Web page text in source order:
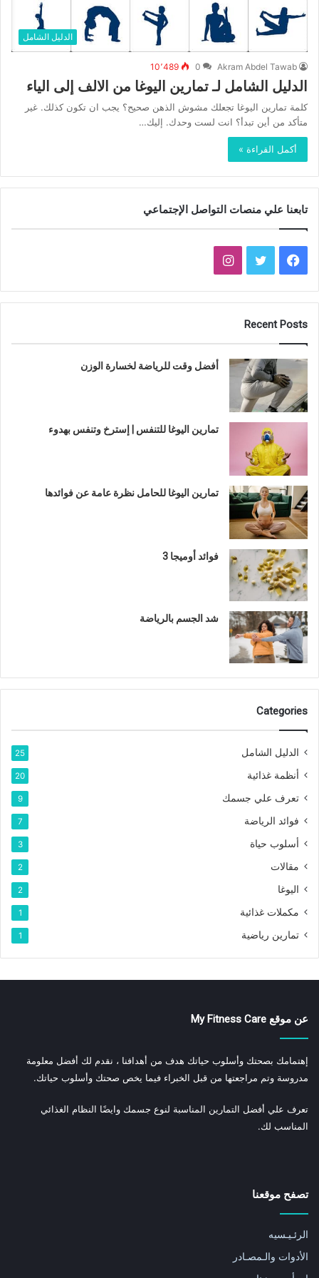
الدليل الشامل
Akram Abdel Tawab
0 10٬489
الدليل الشامل لـ تمارين اليوغا من الالف إلى الياء
كلمة تمارين اليوغا تجعلك مشوش الذهن صحيح؟ يجب ان تكون كذلك. غير
متأكد من أين تبدأ؟ انت لست وحدك. إليك…
أكمل القراءة »
تابعنا علي منصات التواصل الإجتماعي
فيسبوك تويتر انستقرام
Recent Posts
أفضل وقت للرياضة لخسارة الوزن
تمارين اليوغا للتنفس | إسترخ وتنفس بهدوء
تمارين اليوغا للحامل نظرة عامة عن فوائدها
فوائد أوميجا 3
شد الجسم بالرياضة
Categories
الدليل الشامل 25
أنظمة غذائية 20
تعرف علي جسمك 9
فوائد الرياضة 7
أسلوب حياة 3
مقالات 2
اليوغا 2
مكملات غذائية 1
تمارين رياضية 1
عن موقع My Fitness Care
إهتمامك بصحتك وأسلوب حياتك هدف من أهدافنا ، نقدم لك أفضل معلومة
مدروسة وتم مراجعتها من قبل الخبراء فيما يخص صحتك وأسلوب حياتك.
تعرف علي أفضل التمارين المناسبة لنوع جسمك وايضًا النظام الغذائي
المناسب لك.
تصفح موقعنا
الرئـيـسيه
الأدوات والـمصـادر